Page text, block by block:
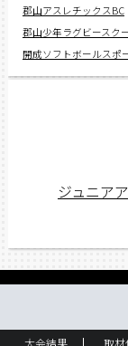
郡山アスレチックスBC
郡山少年ラグビースク
開成ソフトボールスポ
ジュニア